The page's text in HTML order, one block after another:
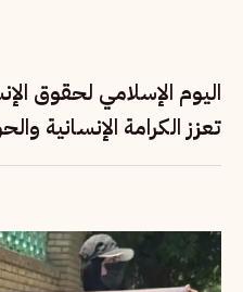
اليوم الإسلامي لحقوق
تعزز الكرامة الإنسانية